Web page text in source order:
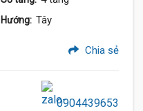
Hướng: Tây
Chia sẻ
0904439653